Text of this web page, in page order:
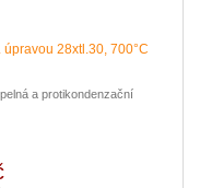
a protikondenzační